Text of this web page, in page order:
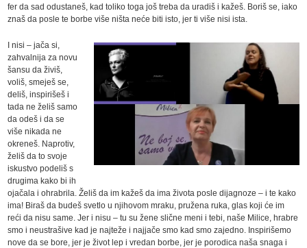
fer da sad odustaneš, kad toliko toga još treba da uradiš i kažeš. Boriš se, iako
znaš da posle te borbe više ništa neće biti isto, jer ti više nisi ista.
I nisi – jača si,
zahvalnija za novu
šansu da živiš,
voliš, smeješ se,
deliš, inspirišeš i
tada ne želiš samo
da odeš i da se
više nikada ne
okreneš. Naprotiv,
želiš da to svoje
iskustvo podeliš s
drugima kako bi ih
ojačala i ohrabrila. Želiš da im kažeš da ima života posle dijagnoze – i te kako
ima! Biraš da budeš svetlo u njihovom mraku, pružena ruka, glas koji će im
reći da nisu same. Jer i nisu – tu su žene slične meni i tebi, naše Milice, hrabre
smo i neustrašive kad je najteže i najjače smo kad smo zajedno. Inspirišemo
nove da se bore, jer je život lep i vredan borbe, jer je porodica naša snaga i